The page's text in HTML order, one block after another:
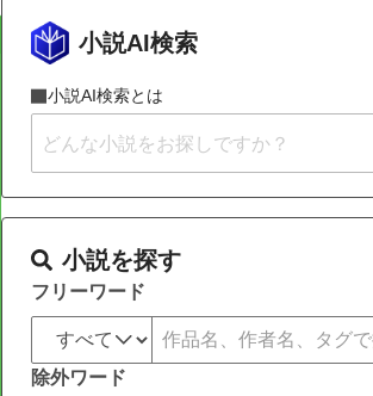
小説AI検索
小説AI検索とは
小説を探す
フリーワード
除外ワード